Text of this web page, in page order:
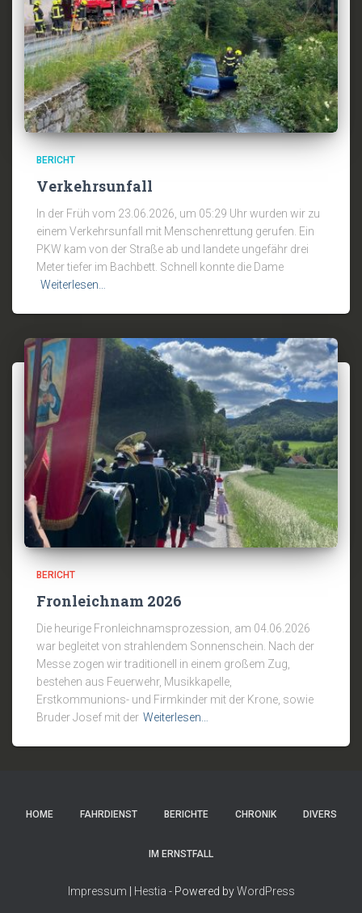
BERICHT
Verkehrsunfall
In der Früh vom 23.06.2026, um 05:29 Uhr wurden wir zu
einem Verkehrsunfall mit Menschenrettung gerufen. Ein
PKW kam von der Straße ab und landete ungefähr drei
Meter tiefer im Bachbett. Schnell konnte die Dame
Weiterlesen…
BERICHT
Fronleichnam 2026
Die heurige Fronleichnamsprozession, am 04.06.2026
war begleitet von strahlendem Sonnenschein. Nach der
Messe zogen wir traditionell in einem großem Zug,
bestehen aus Feuerwehr, Musikkapelle,
Erstkommunions- und Firmkinder mit der Krone, sowie
Bruder Josef mit der Weiterlesen…
HOME FAHRDIENST BERICHTE CHRONIK DIVERS
IM ERNSTFALL
Impressum Hestia - Powered byWordPress